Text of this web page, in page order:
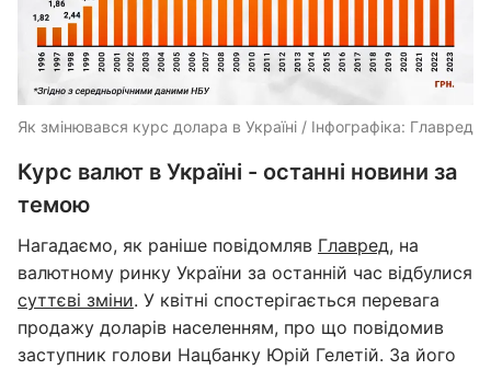
Як змінювався курс долара в Україні / Інфографіка: Главред
Курс валют в Україні - останні новини за
темою
Нагадаємо, як раніше повідомляв Главред, на
валютному ринку України за останній час відбулися
суттєві зміни. У квітні спостерігається перевага
продажу доларів населенням, про що повідомив
заступник голови Нацбанку Юрій Гелетій. За його